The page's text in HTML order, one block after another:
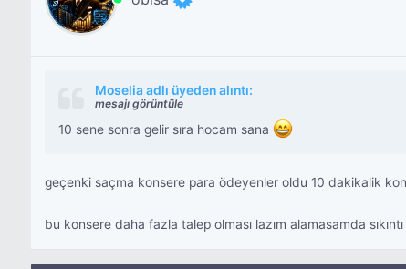
Moselia adlı üyeden alıntı:
mesajı görüntüle
10 sene sonra gelir sıra hocam sana
geçenki saçma konsere para ödeyenler oldu 10 dakikalik
bu konsere daha fazla talep olması lazım alamasamda